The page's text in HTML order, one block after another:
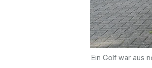
Ein Golf war aus